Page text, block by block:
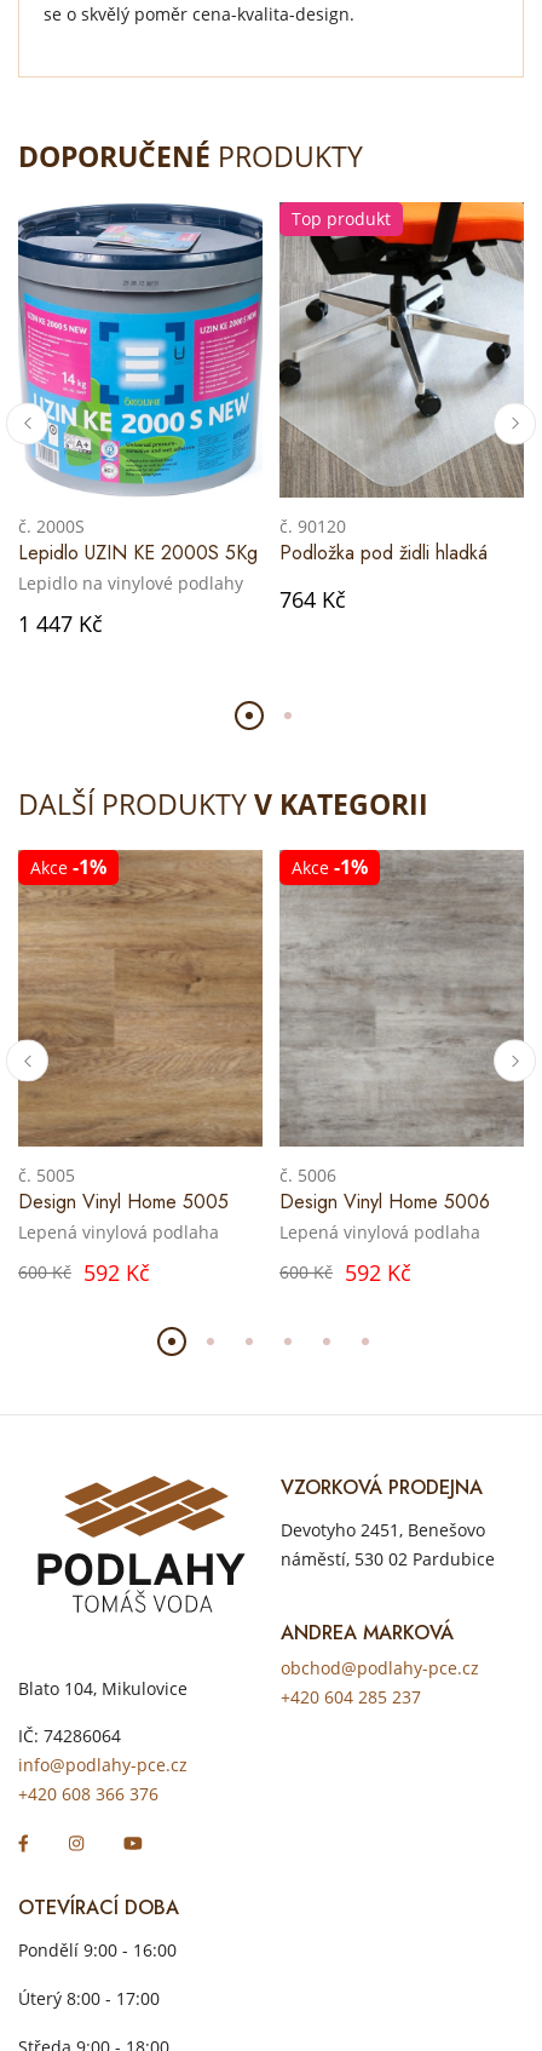
se o skvělý poměr cena-kvalita-design.
DOPORUČENÉ PRODUKTY
č. 2000S
Lepidlo UZIN KE 2000S 5Kg
Lepidlo na vinylové podlahy
1 447 Kč
Top produkt
č. 90120
Podložka pod židli hladká
764 Kč
DALŠÍ PRODUKTYV KATEGORII
Akce -1%
č. 5005
Design Vinyl Home 5005
Lepená vinylová podlaha
600 Kč 592 Kč
Akce -1%
č. 5006
Design Vinyl Home 5006
Lepená vinylová podlaha
600 Kč 592 Kč
Blato 104, Mikulovice
IČ: 74286064
info@podlahy-pce.cz
+420 608 366 376
VZORKOVÁ PRODEJNA
Devotyho 2451, Benešovo
náměstí, 530 02 Pardubice
ANDREA MARKOVÁ
obchod@podlahy-pce.cz
+420 604 285 237
OTEVÍRACÍ DOBA
Pondělí 9:00 - 16:00
Úterý 8:00 - 17:00
Středa 9:00 - 18:00